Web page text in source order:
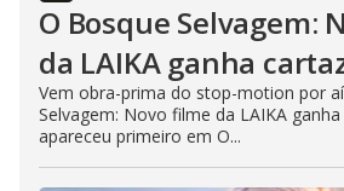
O Bosque Selvagem:
da LAIKA ganha
Vem obra-prima do stop-motion por
Selvagem: Novo filme da LAIKA
apareceu primeiro em O...